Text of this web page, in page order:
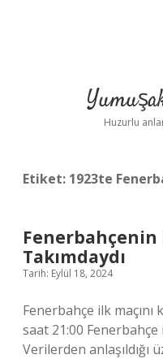
Huzurlu
Etiket: 1923te
Fenerbahçenin
Takımdaydı
Tarih: Eylül 18, 2024
Fenerbahçe ilk maçını
saat 21:00 Fenerbahçe
Verilerden anlaşıldığı